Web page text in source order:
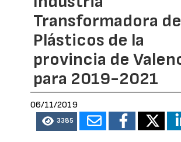
Transformadora de
Plásticos de la
provincia de
para 2019-2021
06/11/2019
3385